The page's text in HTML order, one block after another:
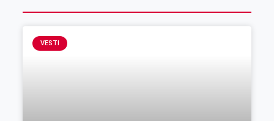
VESTI